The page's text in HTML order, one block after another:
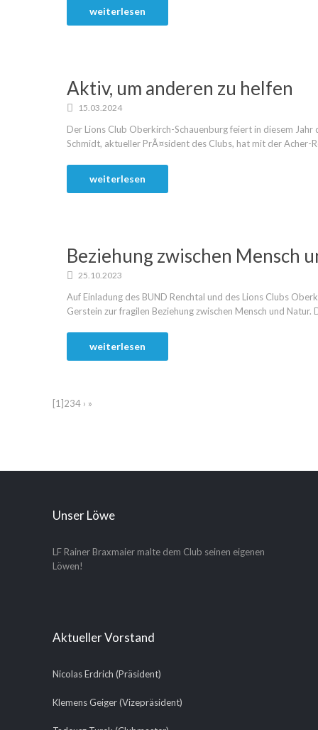
weiterlesen
Aktiv, um anderen zu helfen
15.03.2024
Der Lions Club Oberkirch-Schauenburg feiert in diesem
Schmidt, aktueller PrÃ¤sident des Clubs, hat mit der Acher-
weiterlesen
Beziehung zwischen Mensch
25.10.2023
Auf Einladung des BUND Renchtal und des Lions Clubs
Gerstein zur fragilen Beziehung zwischen Mensch und
weiterlesen
[1]234 › »
Unser Löwe
LF Rainer Braxmaier malte dem Club seinen eigenen
Löwen!
Aktueller Vorstand
Nicolas Erdrich (Präsident)
Klemens Geiger (Vizepräsident)